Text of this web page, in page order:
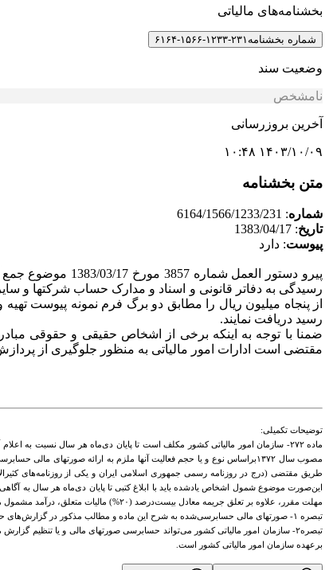
بخشنامه‌های مالیاتی
شماره بخشنامه ۲۳۱-۱۲۳۳-۱۵۶۶-۶۱۶۴
وضعیت سند
نامشخص
آخرین بروزرسانی
۱۴۰۳/۱۰/۰۹ ۱۰:۴۸
متن بخشنامه
شماره: 6164/1566/1233/231
تاریخ: 1383/04/17
پیوست: دارد
پیرو دستور
از پنجاه میلیون ریال را مطابق دو برگ فرم نمونه پیوست
رسید دریافت نمایند.
ضمنا با توجه به اینکه برخی از اشخاص حقیقی و حقوقی
مقتضی است ادارات امور مالیاتی به منظور جلوگیری از
توضیحات تکمیلی:
ماده ۲۷۲- سازمان امور مالیاتی کشور مکلف است تا پایان دی‌ماه هر سال نسبت
مصوب سال ۱۳۷۲براساس نوع و یا حجم فعالیت آنها ملزم به ارائه
طریق مقتضی (درج در روزنامه رسمی جمهوری اسلامی ایران و یکی از روزنامه‌های
این‌صورت موضوع شمول اشخاص یادشده باید با ابلاغ کتبی تا پایان دی‌ماه هر سال به
مهلت مقرر، علاوه بر تعلق جریمه معادل بیست‌درصد (۲۰%) مالیات متعلق، درآمد مشمول مالیات آنها طبق مقررات این قانون از طریق رسیدگی تعیین خواهد شد.
تبصره ۱- صورتهای مالی حسابرسی‌شده به شرح این ماده و مطالب مذکور در گزارش‌های حسابرسی و بازرسی قانونی مربوط که در چهارچوب مقررات این قانون تنظیم شده باشد، می‌تواند برای تشخیص درآمد مشمول مالیات اشخاص یادشده توسط ادارات مالیاتی مورد استفاده و استناد قرار گیرد.
تبصره۲- سازمان امور مالیاتی کشور می‌تواند حسابرسی صورتهای مالی و یا
برعهده سازمان امور مالیاتی کشور است.